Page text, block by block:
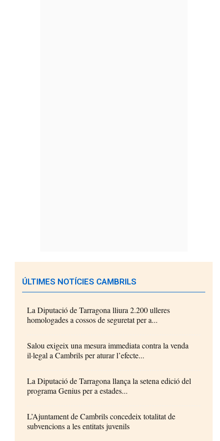
ÚLTIMES NOTÍCIES CAMBRILS
La Diputació de Tarragona lliura 2.200 ulleres
homologades a cossos de seguretat per a...
Salou exigeix una mesura immediata contra la venda
il·legal a Cambrils per aturar l’efecte...
La Diputació de Tarragona llança la setena edició del
programa Genius per a estades...
L’Ajuntament de Cambrils concedeix totalitat de
subvencions a les entitats juvenils